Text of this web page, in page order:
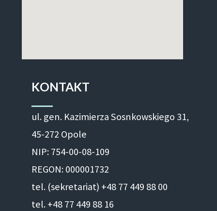
KONTAKT
ul. gen. Kazimierza Sosnkowskiego 31,
45-272 Opole
NIP: 754-00-08-109
REGON: 000001732
tel. (sekretariat) +48 77 449 88 00
tel. +48 77 449 88 16